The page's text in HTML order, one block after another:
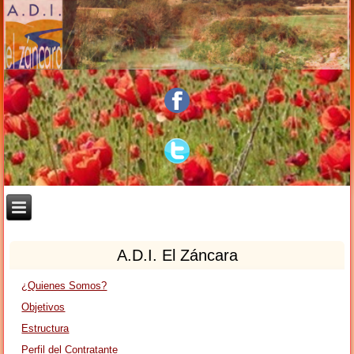
A.D.I. El Záncara
¿Quienes Somos?
Objetivos
Estructura
Perfil del Contratante